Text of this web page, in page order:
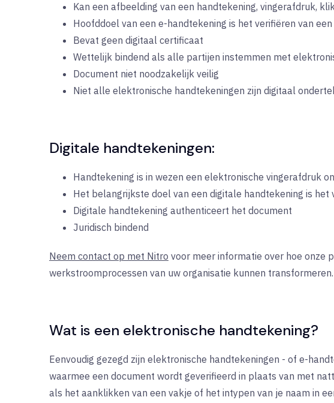
Kan een afbeelding van een handtekening, vingerafdruk,
Hoofddoel van een e-handtekening is het verifiëren van
Bevat geen digitaal certificaat
Wettelijk bindend als alle partijen instemmen met
Document niet noodzakelijk veilig
Niet alle elektronische handtekeningen zijn digitaal
Digitale handtekeningen:
Handtekening is in wezen een elektronische vingerafdruk
Het belangrijkste doel van een digitale handtekening is
Digitale handtekening authenticeert het document
Juridisch bindend
Neem contact op met Nitro voor meer informatie over hoe onze
werkstroomprocessen van uw organisatie kunnen transformeren.
Wat is een elektronische handtekening?
Eenvoudig gezegd zijn elektronische handtekeningen - of e-
waarmee een document wordt geverifieerd in plaats van met
als het aanklikken van een vakje of het intypen van je naam in